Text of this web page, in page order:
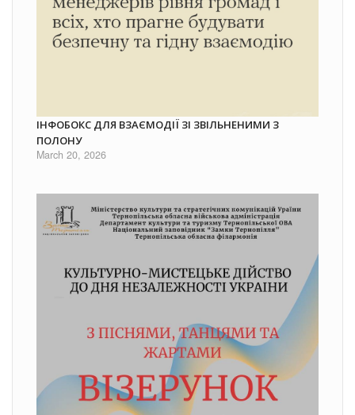
ІНФОБОКС ДЛЯ ВЗАЄМОДІЇ ЗІ ЗВІЛЬНЕНИМИ З
ПОЛОНУ
March 20, 2026